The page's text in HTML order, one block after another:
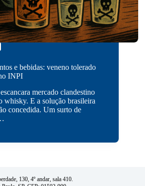
e bebidas: veneno tolerado
INPI
mercado clandestino
whisky. E a solução brasileira
concedida. Um surto de
130, 4º andar, sala 410.